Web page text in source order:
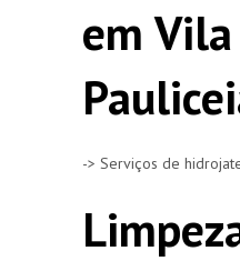
em
-> Serviços de